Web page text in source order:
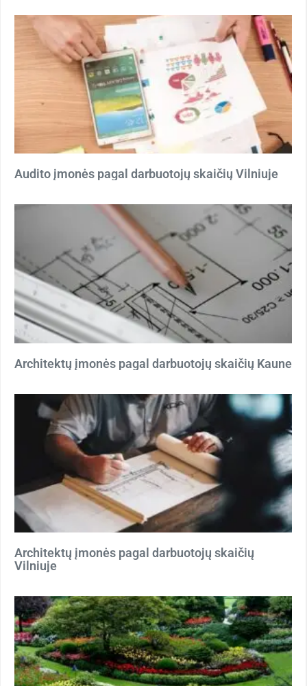
Audito įmonės pagal darbuotojų skaičių Vilniuje
Architektų įmonės pagal darbuotojų skaičių Kaune
Architektų įmonės pagal darbuotojų skaičių
Vilniuje